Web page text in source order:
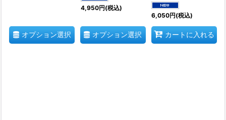
オプション選択
4,950円(税込)
オプション選択
6,050円(税込)
カートに入れる